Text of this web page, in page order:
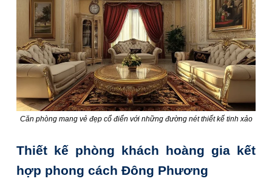
Căn phòng mang vẻ đẹp cổ điển với những đường nét thiết kế tinh xảo
Thiết kế phòng khách hoàng gia kết
hợp phong cách Đông Phương